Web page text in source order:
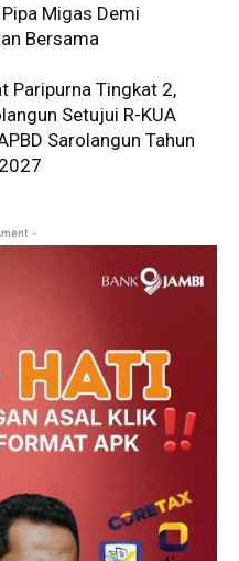
Migas Demi
Bersama
Paripurna Tingkat 2,
Setujui R-KUA
Sarolangun Tahun
-